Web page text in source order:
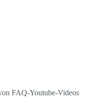
FAQ-Youtube-Videos